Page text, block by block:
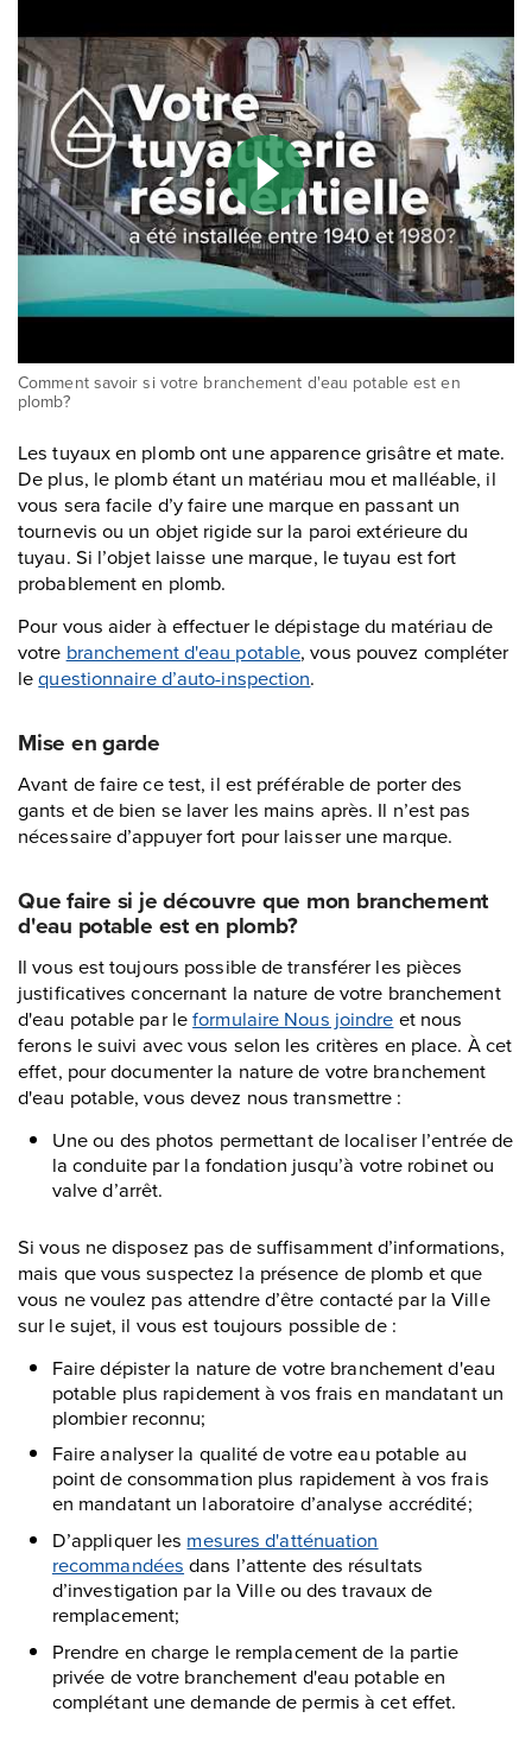
Vidéo "
Comment savoir si votre branchement d'eau potable est en
plomb?"
Les tuyaux en plomb ont une apparence grisâtre et mate.
De plus, le plomb étant un matériau mou et malléable, il
vous sera facile d’y faire une marque en passant un
tournevis ou un objet rigide sur la paroi extérieure du
tuyau. Si l’objet laisse une marque, le tuyau est fort
probablement en plomb.
Pour vous aider à effectuer le dépistage du matériau de
votre branchement d'eau potable, vous pouvez compléter
lequestionnaire d’auto-inspection.
Mise en garde
Avant de faire ce test, il est préférable de porter des
gants et de bien se laver les mains après. Il n’est pas
nécessaire d’appuyer fort pour laisser une marque.
Que faire si je découvre que mon branchement
d'eau potable est en plomb?
Il vous est toujours possible de transférer les pièces
justificatives concernant la nature de votre branchement
d'eau potable par leformulaire Nous joindre et nous
ferons le suivi avec vous selon les critères en place. À cet
effet, pour documenter la nature de votre branchement
d'eau potable, vous devez nous transmettre :
Une ou des photos permettant de localiser l’entrée de
la conduite par la fondation jusqu’à votre robinet ou
valve d’arrêt.
Si vous ne disposez pas de suffisamment d’informations,
mais que vous suspectez la présence de plomb et que
vous ne voulez pas attendre d’être contacté par la Ville
sur le sujet, il vous est toujours possible de :
Faire dépister la nature de votre branchement d'eau
potable plus rapidement à vos frais en mandatant un
plombier reconnu;
Faire analyser la qualité de votre eau potable au
point de consommation plus rapidement à vos frais
en mandatant un laboratoire d’analyse accrédité;
D’appliquer les mesures d'atténuation
recommandées dans l’attente des résultats
d’investigation par la Ville ou des travaux de
remplacement;
Prendre en charge le remplacement de la partie
privée de votre branchement d'eau potable en
complétant une demande de permis à cet effet.